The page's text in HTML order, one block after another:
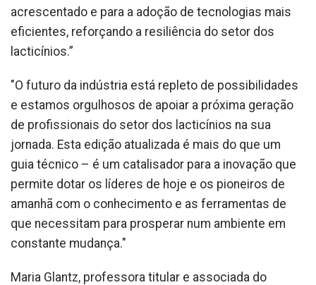
acrescentado e para a adoção de tecnologias mais
eficientes, reforçando a resiliência do setor dos
lacticínios.”
"O futuro da indústria está repleto de possibilidades
e estamos orgulhosos de apoiar a próxima geração
de profissionais do setor dos lacticínios na sua
jornada. Esta edição atualizada é mais do que um
guia técnico – é um catalisador para a inovação que
permite dotar os líderes de hoje e os pioneiros de
amanhã com o conhecimento e as ferramentas de
que necessitam para prosperar num ambiente em
constante mudança."
Maria Glantz, professora titular e associada do